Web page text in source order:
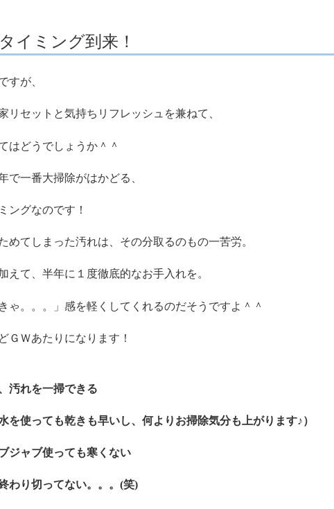
イミング到来！
すが、
リセットと気持ちリフレッシュを兼ねて、
はどうでしょうか＾＾
で一番大掃除がはかどる、
ングなのです！
めてしまった汚れは、その分取るのもの一苦労。
えて、半年に１度徹底的なお手入れを。
ゃ。。。」感を軽くしてくれるのだそうですよ＾＾
ＧＷあたりになります！
汚れを一掃できる
を使っても乾きも早いし、何よりお掃除気分も上がります♪）
ジャブ使っても寒くない
わり切ってない。。。(笑)